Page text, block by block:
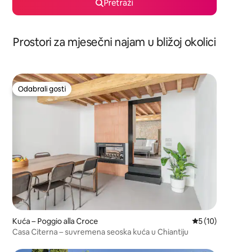
Pretraži
Prostori za mjesečni najam u bližoj okolici
Odabrali gosti
Odabrali gosti
Kuća – Poggio alla Croce Prosječna
5 (10)
Casa Citerna – suvremena seoska kuća u Chiantiju